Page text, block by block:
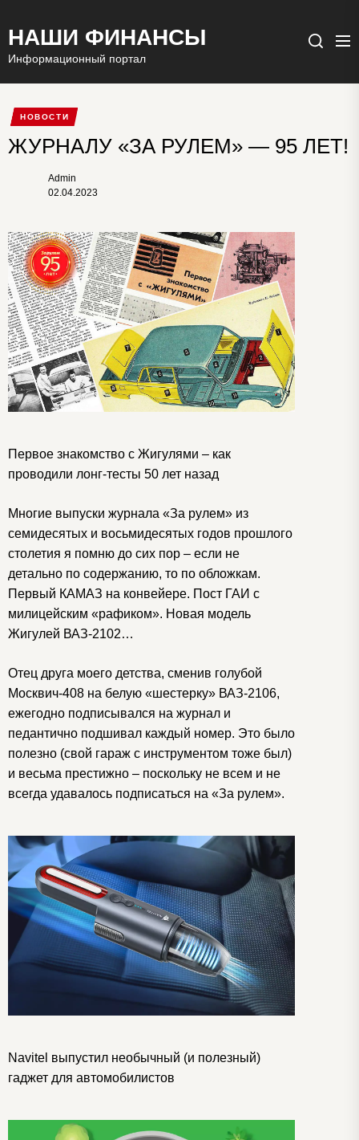
НАШИ ФИНАНСЫ
Информационный портал
Поиск
НОВОСТИ
ЖУРНАЛУ «ЗА РУЛЕМ» — 95 ЛЕТ!
Admin
02.04.2023
Первое знакомство с Жигулями – как
проводили лонг-тесты 50 лет назад
Многие выпуски журнала «За рулем» из
семидесятых и восьмидесятых годов прошлого
столетия я помню до сих пор – если не
детально по содержанию, то по обложкам.
Первый КАМАЗ на конвейере. Пост ГАИ с
милицейским «рафиком». Новая модель
Жигулей ВАЗ‑2102…
Отец друга моего детства, сменив голубой
Москвич‑408 на белую «шестерку» ВАЗ‑2106,
ежегодно подписывался на журнал и
педантично подшивал каждый номер. Это было
полезно (свой гараж с инструментом тоже был)
и весьма престижно – поскольку не всем и не
всегда удавалось подписаться на «За рулем».
Navitel выпустил необычный (и полезный)
гаджет для автомобилистов